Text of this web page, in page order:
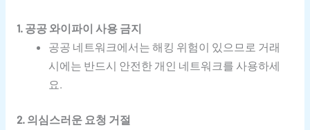
1. 공공 와이파이 사용 금지
공공 네트워크에서는 해킹 위험이 있으므로 거래
시에는 반드시 안전한 개인 네트워크를 사용하세
요.
2. 의심스러운 요청 거절